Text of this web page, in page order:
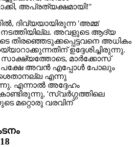
അപ്രത്യക്ഷമായി!"
ദിവ്യയായിരുന്ന 'അമ്മ'
നടത്തിയില്ല. അവളുടെ ആദ്യ
അധികം
ഉദ്ദേശിച്ചിരുന്നു.
സാക്ഷ്യത്തോടെ, മാർക്കോസ്
പക്ഷേ അവൻ എപ്പോൾ പോലും
എന്നു
എന്നാൽ അദ്ദേഹം
'സ്വർഗ്ഗത്തിലെ
മറ്റൊരു വരവിന്